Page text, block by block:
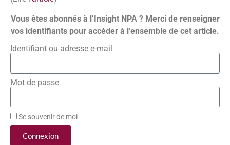
Vous êtes abonnés à l’Insight NPA ? Merci de renseigner
vos identifiants pour accéder à l’ensemble de cet article.
Identifiant ou adresse e-mail
Mot de passe
Se souvenir de moi
Connexion